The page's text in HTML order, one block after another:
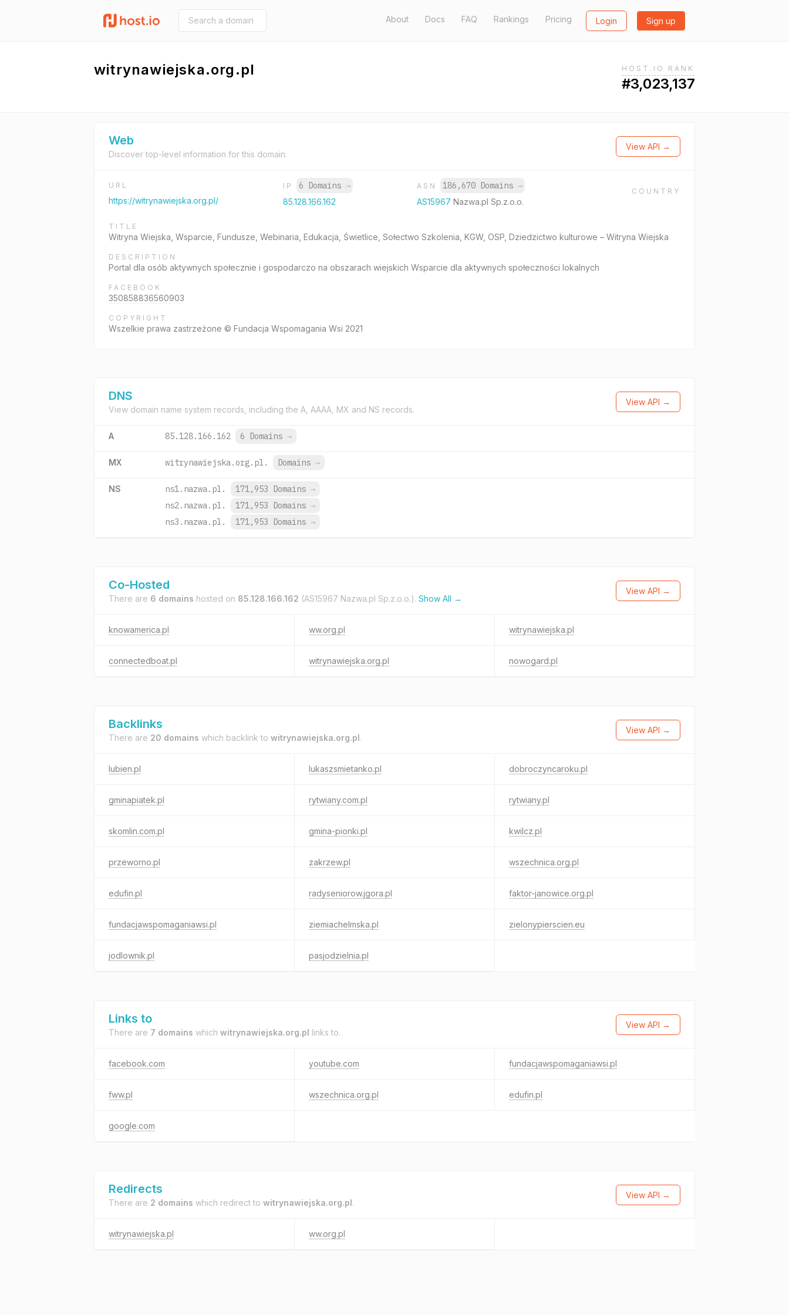
About Docs FAQ Rankings Pricing Login Sign up
witrynawiejska.org.pl HOST.IO RANK
#3,023,137
Web
Discover top-level information for this domain.
View API →
URL
https://witrynawiejska.org.pl/
IP 6 Domains →
85.128.166.162
ASN 186,670 Domains →
AS15967Nazwa.pl Sp.z.o.o.
COUNTRY
TITLE
Witryna Wiejska, Wsparcie, Fundusze, Webinaria, Edukacja, Świetlice, Sołectwo Szkolenia, KGW, OSP, Dziedzictwo kulturowe – Witryna Wiejska
DESCRIPTION
Portal dla osób aktywnych społecznie i gospodarczo na obszarach wiejskich Wsparcie dla aktywnych społeczności lokalnych
FACEBOOK
350858836560903
COPYRIGHT
Wszelkie prawa zastrzeżone © Fundacja Wspomagania Wsi 2021
DNS
View domain name system records, including the A, AAAA, MX and NS records.
View API →
A 85.128.166.162 6 Domains →
MX witrynawiejska.org.pl. Domains →
NS ns1.nazwa.pl. 171,953 Domains →
ns2.nazwa.pl.
171,953 Domains →
ns3.nazwa.pl.
171,953 Domains →
Co-Hosted
There are 6 domains hosted on 85.128.166.162 (AS15967 Nazwa.pl Sp.z.o.o.). Show All →
View API →
knowamerica.pl ww.org.pl witrynawiejska.pl
connectedboat.pl witrynawiejska.org.pl nowogard.pl
Backlinks
There are 20 domains which backlink to witrynawiejska.org.pl.
View API →
lubien.pl lukaszsmietanko.pl dobroczyncaroku.pl
gminapiatek.pl rytwiany.com.pl rytwiany.pl
skomlin.com.pl gmina-pionki.pl kwilcz.pl
przeworno.pl zakrzew.pl wszechnica.org.pl
edufin.pl radyseniorow.jgora.pl faktor-janowice.org.pl
fundacjawspomaganiawsi.pl ziemiachelmska.pl zielonypierscien.eu
jodlownik.pl pasjodzielnia.pl
Links to
There are 7 domains which witrynawiejska.org.pl links to.
View API →
facebook.com youtube.com fundacjawspomaganiawsi.pl
fww.pl wszechnica.org.pl edufin.pl
google.com
Redirects
There are 2 domains which redirect to witrynawiejska.org.pl.
View API →
witrynawiejska.pl ww.org.pl